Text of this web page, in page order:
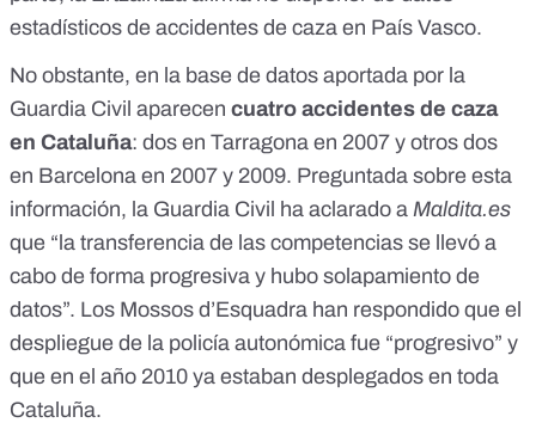
estadísticos de accidentes de caza en País Vasco.
No obstante, en la base de datos aportada por la
Guardia Civil aparecen cuatro accidentes de caza
en Cataluña: dos en Tarragona en 2007 y otros dos
en Barcelona en 2007 y 2009. Preguntada sobre esta
información, la Guardia Civil ha aclarado a Maldita.es
que “la transferencia de las competencias se llevó a
cabo de forma progresiva y hubo solapamiento de
datos”. Los Mossos d’Esquadra han respondido que el
despliegue de la policía autonómica fue “progresivo” y
que en el año 2010 ya estaban desplegados en toda
Cataluña.